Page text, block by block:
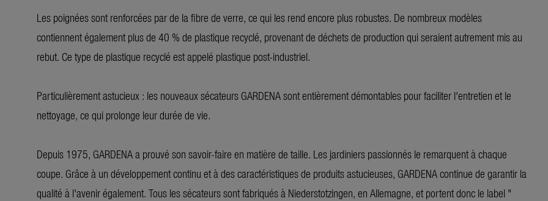
Les poignées sont renforcées par de la fibre de verre, ce qui les rend encore plus robustes. De nombreux modèles
contiennent également plus de 40 % de plastique recyclé, provenant de déchets de production qui seraient autrement mis au
rebut. Ce type de plastique recyclé est appelé plastique post-industriel.
Particulièrement astucieux : les nouveaux sécateurs GARDENA sont entièrement démontables pour faciliter l'entretien et le
nettoyage, ce qui prolonge leur durée de vie.
Depuis 1975, GARDENA a prouvé son savoir-faire en matière de taille. Les jardiniers passionnés le remarquent à chaque
coupe. Grâce à un développement continu et à des caractéristiques de produits astucieuses, GARDENA continue de garantir la
qualité à l'avenir également. Tous les sécateurs sont fabriqués à Niederstotzingen, en Allemagne, et portent donc le label "